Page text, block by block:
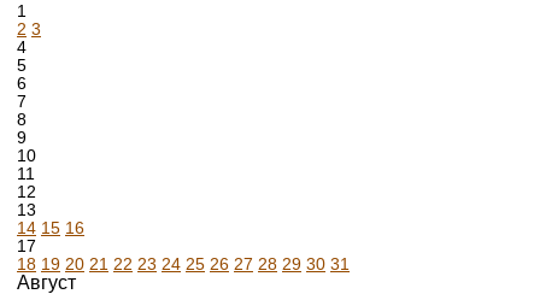
1
2 3
4
5
6
7
8
9
10
11
12
13
14 15 16
17
18 19 20 21 22 23 24 25 26 27 28 29 30 31
Август